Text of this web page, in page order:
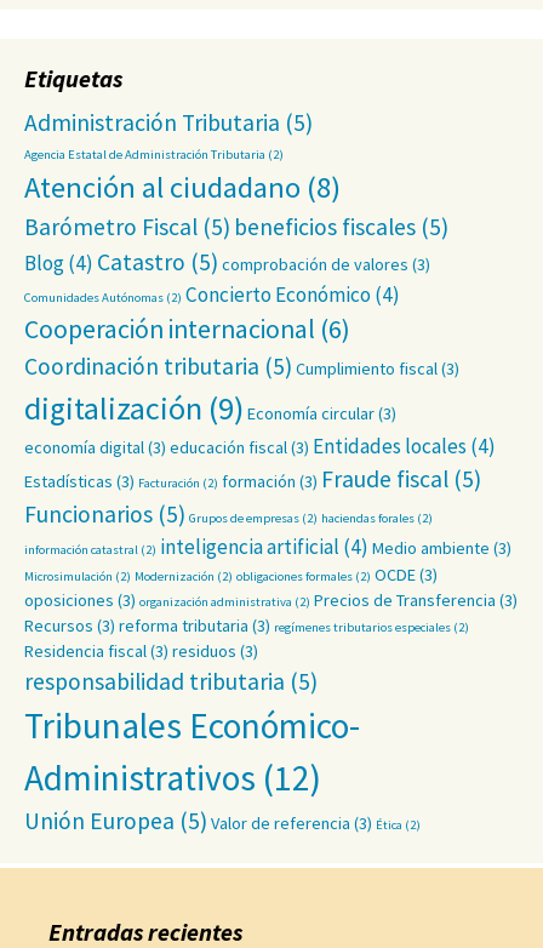
Etiquetas
Administración Tributaria (5)
Agencia Estatal de Administración Tributaria (2)
Atención al ciudadano (8)
Barómetro Fiscal (5) beneficios fiscales (5)
Blog(4) Catastro (5) comprobación de valores (3)
Comunidades Autónomas (2) Concierto Económico(4)
Cooperación internacional (6)
Coordinación tributaria (5) Cumplimiento fiscal(3)
digitalización (9) Economía circular(3)
economía digital(3) educación fiscal(3) Entidades locales (4)
Estadísticas (3) Facturación (2) formación (3) Fraude fiscal (5)
Funcionarios (5) Grupos de empresas (2) haciendas forales (2)
información catastral (2) inteligencia artificial (4) Medio ambiente (3)
Microsimulación (2) Modernización (2) obligaciones formales (2) OCDE(3)
oposiciones (3) organización administrativa (2) Precios de Transferencia (3)
Recursos (3) reforma tributaria (3) regímenes tributarios especiales (2)
Residencia fiscal(3) residuos (3)
responsabilidad tributaria (5)
Tribunales Económico-
Administrativos (12)
Unión Europea (5) Valor de referencia (3) Ética (2)
Entradas recientes